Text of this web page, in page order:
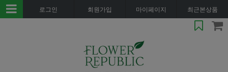
로그인 회원가입 마이페이지 최근본상품